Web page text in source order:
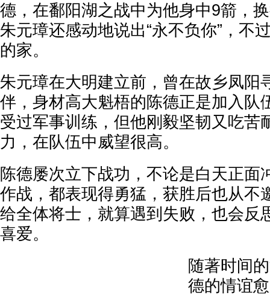
德，在鄱阳湖之战中为他身中9箭，
朱元璋还感动地说出“永不负你”，不
的家。
朱元璋在大明建立前，曾在故乡凤阳
伴，身材高大魁梧的陈德正是加入队
受过军事训练，但他刚毅坚韧又吃苦
力，在队伍中威望很高。
陈德屡次立下战功，不论是白天正面
作战，都表现得勇猛，获胜后也从不
给全体将士，就算遇到失败，也会反
喜爱。
随著时间
德的情谊